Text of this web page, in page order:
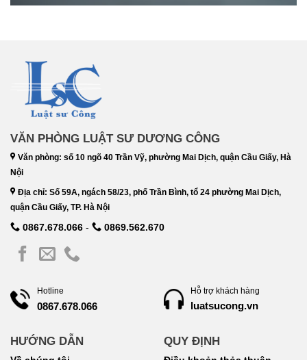
VĂN PHÒNG LUẬT SƯ DƯƠNG CÔNG
Văn phòng: số 10 ngõ 40 Trần Vỹ, phường Mai Dịch, quận Cầu Giấy, Hà
Nội
Địa chỉ: Số 59A, ngách 58/23, phố Trần Bình, tổ 24 phường Mai Dịch,
quận Cầu Giấy, TP. Hà Nội
0867.678.066 - 0869.562.670
Hotline
0867.678.066
HƯỚNG DẪN
Hỗ trợ khách hàng
luatsucong.vn
QUY ĐỊNH